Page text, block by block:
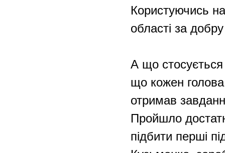
Користуючись
області за
А що
що кожен голова
отримав
Пройшло
підбити перші